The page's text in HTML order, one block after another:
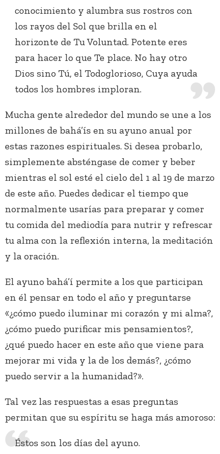
conocimiento y alumbra sus rostros con
los rayos del Sol que brilla en el
horizonte de Tu Voluntad. Potente eres
para hacer lo que Te place. No hay otro
Dios sino Tú, el Todoglorioso, Cuya ayuda
todos los hombres imploran.
Mucha gente alrededor del mundo se une a los
millones de bahá’ís en su ayuno anual por
estas razones espirituales. Si desea probarlo,
simplemente absténgase de comer y beber
mientras el sol esté el cielo del 1 al 19 de marzo
de este año. Puedes dedicar el tiempo que
normalmente usarías para preparar y comer
tu comida del mediodía para nutrir y refrescar
tu alma con la reflexión interna, la meditación
y la oración.
El ayuno bahá’í permite a los que participan
en él pensar en todo el año y preguntarse
«¿cómo puedo iluminar mi corazón y mi alma?,
¿cómo puedo purificar mis pensamientos?,
¿qué puedo hacer en este año que viene para
mejorar mi vida y la de los demás?, ¿cómo
puedo servir a la humanidad?».
Tal vez las respuestas a esas preguntas
permitan que su espíritu se haga más amoroso:
Éstos son los días del ayuno.